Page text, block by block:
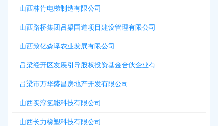
山西林肯电梯制造有限公司
山西路桥集团吕梁国道项目建设管理有限公司
山西致亿森泽农业发展有限公司
吕梁经开区发展引导股权投资基金合伙企业有限合伙
吕梁市万华盛昌房地产开发有限公司
山西实淳氢能科技有限公司
山西长力橡塑科技有限公司